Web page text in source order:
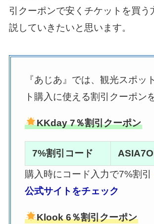
引クーポンで安くチケットを買う
説していきたいと思います。
『あじあ』では、観光スポッ
ト購入に使える割引クーポン
KKday 7％割引クーポン
7%割引コード
購入時にコード入力で7%割引
公式サイトをチェック
Klook 6％割引クーポン